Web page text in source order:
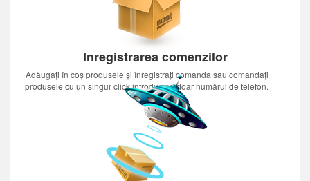
Inregistrarea comenzilor
Adăugați în coș produsele și înregistrați comanda sau comandați
produsele cu un singur click introducînd doar numărul de telefon.